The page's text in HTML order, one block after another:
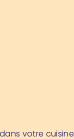
votre cuisine